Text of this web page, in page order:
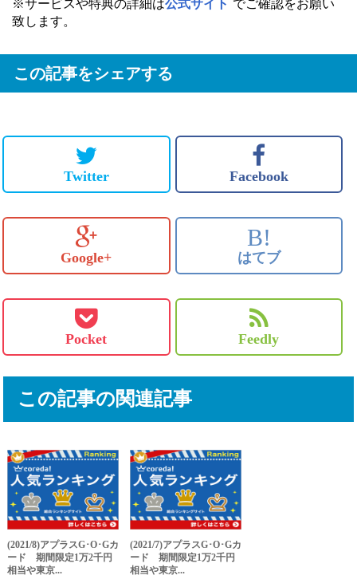
※サービスや特典の詳細は公式サイト でご確認をお願い
致します。
この記事をシェアする
Twitter Facebook
Google+
B!
はてブ
Pocket Feedly
この記事の関連記事
(2021/8)アプラスG･O･Gカ
ード 期間限定1万2千円
相当や東京...
(2021/7)アプラスG･O･Gカ
ード 期間限定1万2千円
相当や東京...